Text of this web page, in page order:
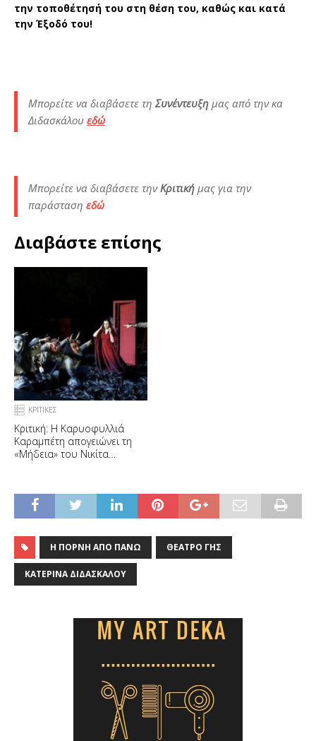
την τοποθέτησή του στη θέση του, καθώς και κατά
την Έξοδό του!
Μπορείτε να διαβάσετε τη Συνέντευξη μας από την κα
Διδασκάλου εδώ
Μπορείτε να διαβάσετε την Κριτική μας για την
παράσταση εδώ
Διαβάστε επίσης
ΚΡΙΤΙΚΕΣ
Κριτική: Η Καρυοφυλλιά
Καραμπέτη απογειώνει τη
«Μήδεια» του Νικίτα
Η ΠΌΡΝΗ ΑΠΌ ΠΆΝΩ ΘΈΑΤΡΟ ΓΗΣ
ΚΑΤΕΡΊΝΑ ΔΙΔΑΣΚΆΛΟΥ